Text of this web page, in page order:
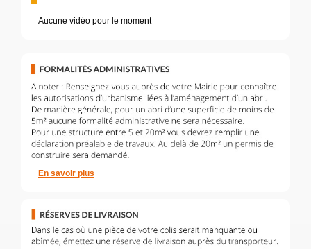
Aucune vidéo pour le moment
En savoir plus